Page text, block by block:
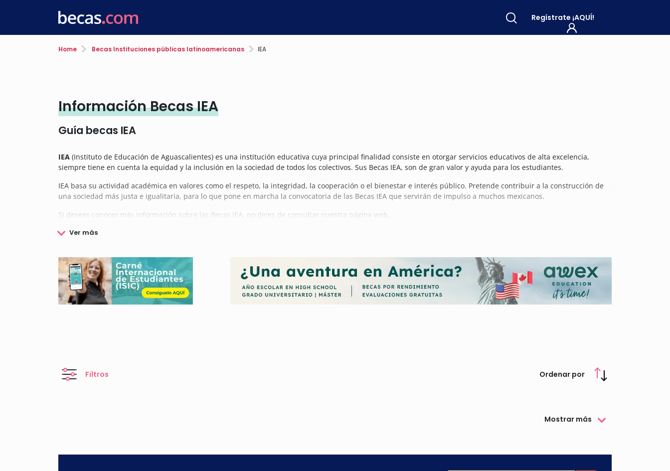
Regístrate ¡AQUÍ!
Home Becas Instituciones públicas latinoamericanas IEA
Información Becas IEA
Guía becas IEA
IEA (Instituto de Educación de Aguascalientes) es una institución educativa cuya principal finalidad consiste en otorgar servicios educativos de alta excelencia,
siempre tiene en cuenta la equidad y la inclusión en la sociedad de todos los colectivos. Sus Becas IEA, son de gran valor y ayuda para los estudiantes.
IEA basa su actividad académica en valores como el respeto, la integridad, la cooperación o el bienestar e interés público. Pretende contribuir a la construcción de
una sociedad más justa e igualitaria, para lo que pone en marcha la convocatoria de las Becas IEA que servirán de impulso a muchos mexicanos.
Si deseas conocer más información sobre las Becas IEA, no dejes de consultar nuestra página web.
Filtros Ordenar por
Mostrar más